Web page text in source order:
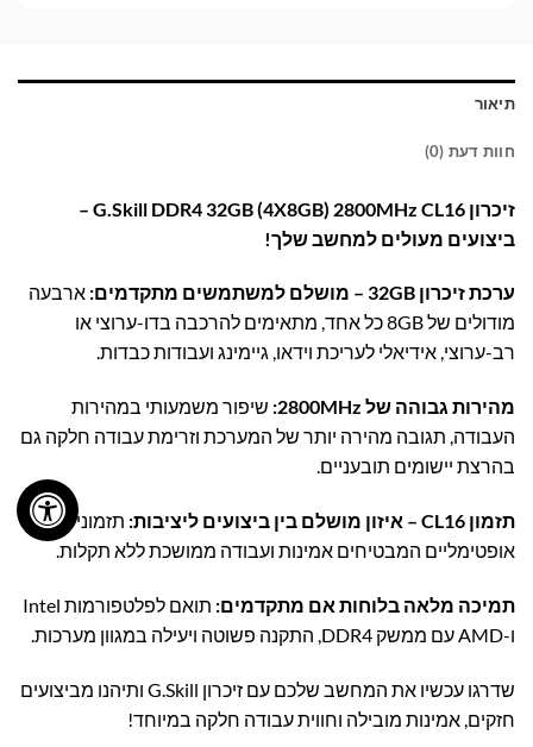
תיאור
חוות דעת (0)
זיכרון G.Skill DDR4 32GB (4X8GB) 2800MHz CL16 –
ביצועים מעולים למחשב שלך!
ערכת זיכרון 32GB – מושלם למשתמשים מתקדמים:
ארבעה
מודולים של 8GB כל אחד, מתאימים להרכבה בדו-ערוצי או
רב-ערוצי, אידיאלי לעריכת וידאו, גיימינג ועבודות כבדות.
מהירות גבוהה של 2800MHz:
שיפור משמעותי במהירות
העבודה, תגובה מהירה יותר של המערכת וזרימת עבודה חלקה גם
בהרצת יישומים תובעניים.
תזמון CL16 – איזון מושלם בין ביצועים ליציבות:
תזמוני זיכרון
אופטימליים המבטיחים אמינות ועבודה ממושכת ללא תקלות.
תמיכה מלאה בלוחות אם מתקדמים:
תואם לפלטפורמות Intel
ו-AMD עם ממשק DDR4, התקנה פשוטה ויעילה במגוון מערכות.
שדרגו עכשיו את המחשב שלכם עם זיכרון G.Skill ותיהנו מביצועים
חזקים, אמינות מובילה וחווית עבודה חלקה במיוחד!